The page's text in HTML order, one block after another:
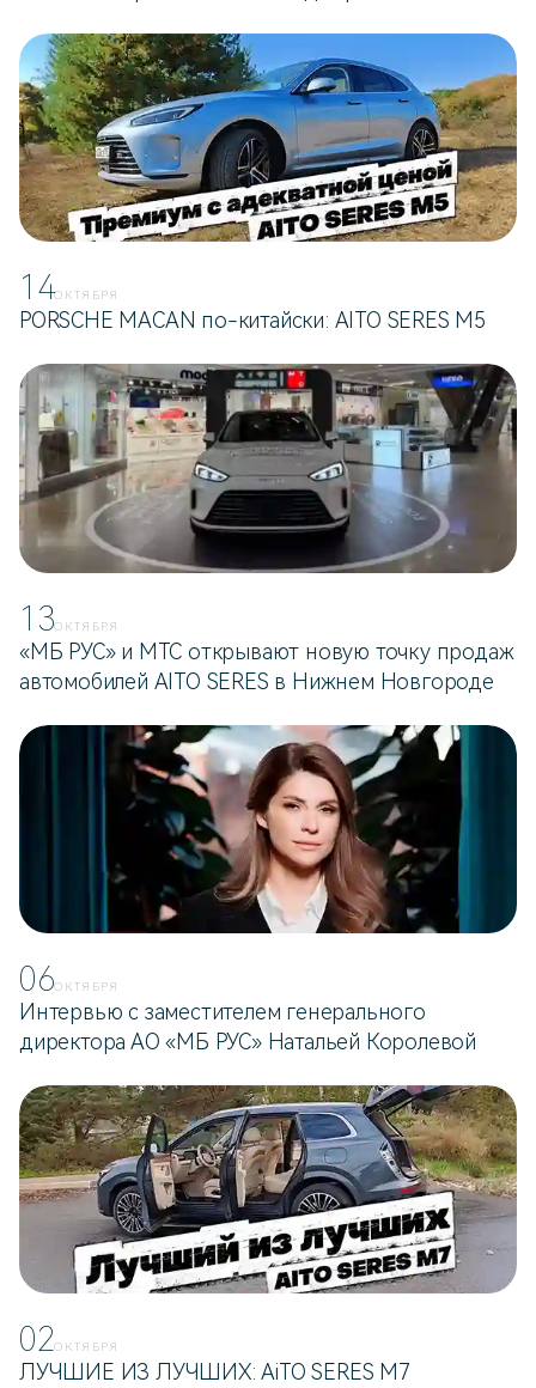
14ОКТЯБРЯ
PORSCHE MACAN по-китайски: AITO SERES M5
13ОКТЯБРЯ
«МБ РУС» и МТС открывают новую точку продаж
автомобилей AITO SERES в Нижнем Новгороде
06ОКТЯБРЯ
Интервью с заместителем генерального
директора АО «МБ РУС» Натальей Королевой
02ОКТЯБРЯ
ЛУЧШИЕ ИЗ ЛУЧШИХ: AiTO SERES M7